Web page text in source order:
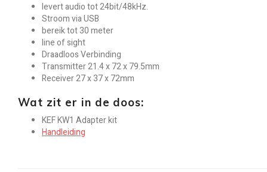
levert audio tot 24bit/48kHz.
Stroom via USB
bereik tot 30 meter
line of sight
Draadloos Verbinding
Transmitter 21.4 x 72 x 79.5mm
Receiver 27 x 37 x 72mm
Wat zit er in de doos:
KEF KW1 Adapter kit
Handleiding